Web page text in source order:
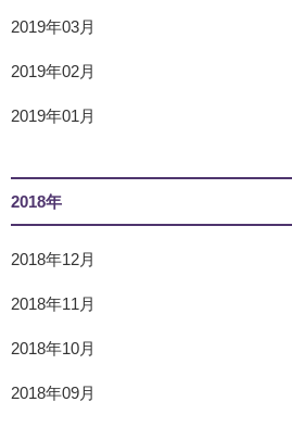
2019年03月
2019年02月
2019年01月
2018年
2018年12月
2018年11月
2018年10月
2018年09月